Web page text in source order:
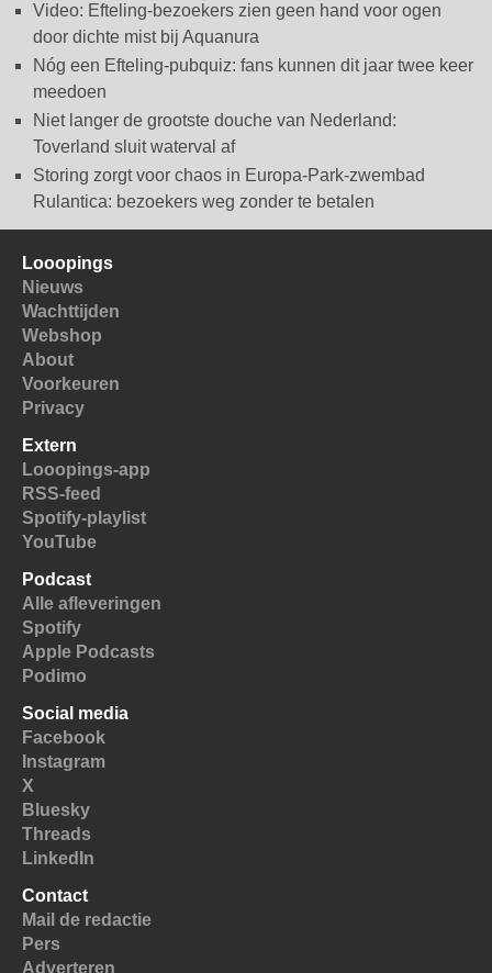
Video: Efteling-bezoekers zien geen hand voor ogen
door dichte mist bij Aquanura
Nóg een Efteling-pubquiz: fans kunnen dit jaar twee keer
meedoen
Niet langer de grootste douche van Nederland:
Toverland sluit waterval af
Storing zorgt voor chaos in Europa-Park-zwembad
Rulantica: bezoekers weg zonder te betalen
Looopings
Nieuws
Wachttijden
Webshop
About
Voorkeuren
Privacy
Extern
Looopings-app
RSS-feed
Spotify-playlist
YouTube
Podcast
Alle afleveringen
Spotify
Apple Podcasts
Podimo
Social media
Facebook
Instagram
X
Bluesky
Threads
LinkedIn
Contact
Mail de redactie
Pers
Adverteren